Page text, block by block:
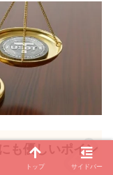
も優しいポイン
トップ サイドバー